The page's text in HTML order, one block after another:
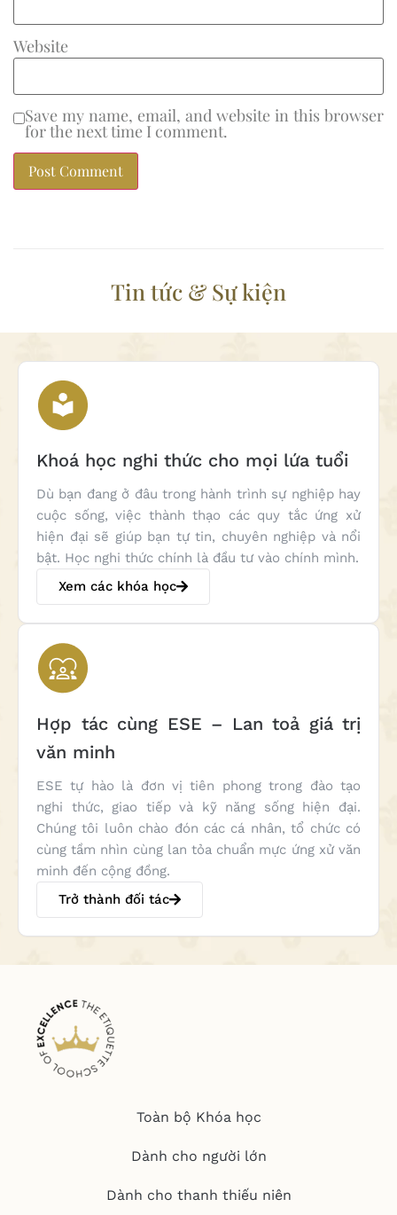
Website
Save my name, email, and website in this browser
for the next time I comment.
Tin tức & Sự kiện
Khoá học nghi thức cho mọi lứa tuổi
Dù bạn đang ở đâu trong hành trình sự nghiệp hay
cuộc sống, việc thành thạo các quy tắc ứng xử
hiện đại sẽ giúp bạn tự tin, chuyên nghiệp và nổi
bật. Học nghi thức chính là đầu tư vào chính mình.
Xem các khóa học
Hợp tác cùng ESE – Lan toả giá trị
văn minh
ESE tự hào là đơn vị tiên phong trong đào tạo
nghi thức, giao tiếp và kỹ năng sống hiện đại.
Chúng tôi luôn chào đón các cá nhân, tổ chức có
cùng tầm nhìn cùng lan tỏa chuẩn mực ứng xử văn
minh đến cộng đồng.
Trở thành đối tác
Toàn bộ Khóa học
Dành cho người lớn
Dành cho thanh thiếu niên